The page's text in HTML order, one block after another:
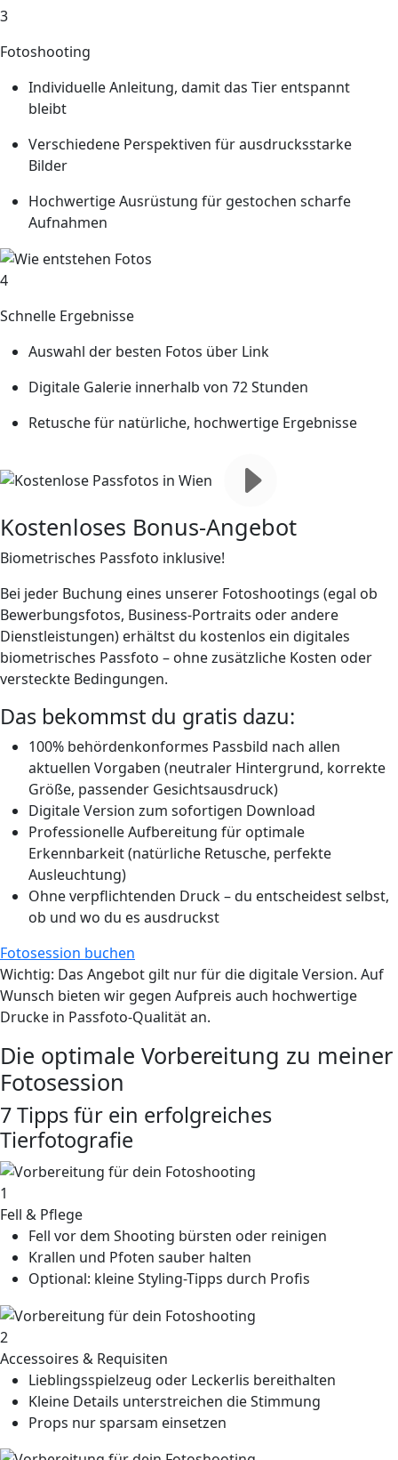
3
Fotoshooting
Individuelle Anleitung, damit das Tier entspannt
bleibt
Verschiedene Perspektiven für ausdrucksstarke
Bilder
Hochwertige Ausrüstung für gestochen scharfe
Aufnahmen
4
Schnelle Ergebnisse
Auswahl der besten Fotos über Link
Digitale Galerie innerhalb von 72 Stunden
Retusche für natürliche, hochwertige Ergebnisse
Kostenloses Bonus-Angebot
Biometrisches Passfoto inklusive!
Bei jeder Buchung eines unserer Fotoshootings (egal ob
Bewerbungsfotos, Business-Portraits oder andere
Dienstleistungen) erhältst du kostenlos ein digitales
biometrisches Passfoto – ohne zusätzliche Kosten oder
versteckte Bedingungen.
Das bekommst du gratis dazu:
100% behördenkonformes Passbild nach allen
aktuellen Vorgaben (neutraler Hintergrund, korrekte
Größe, passender Gesichtsausdruck)
Digitale Version zum sofortigen Download
Professionelle Aufbereitung für optimale
Erkennbarkeit (natürliche Retusche, perfekte
Ausleuchtung)
Ohne verpflichtenden Druck – du entscheidest selbst,
ob und wo du es ausdruckst
Fotosession buchen
Wichtig: Das Angebot gilt nur für die digitale Version. Auf
Wunsch bieten wir gegen Aufpreis auch hochwertige
Drucke in Passfoto-Qualität an.
Die optimale Vorbereitung zu meiner
Fotosession
7 Tipps für ein erfolgreiches
Tierfotografie
1
Fell & Pflege
Fell vor dem Shooting bürsten oder reinigen
Krallen und Pfoten sauber halten
Optional: kleine Styling-Tipps durch Profis
2
Accessoires & Requisiten
Lieblingsspielzeug oder Leckerlis bereithalten
Kleine Details unterstreichen die Stimmung
Props nur sparsam einsetzen